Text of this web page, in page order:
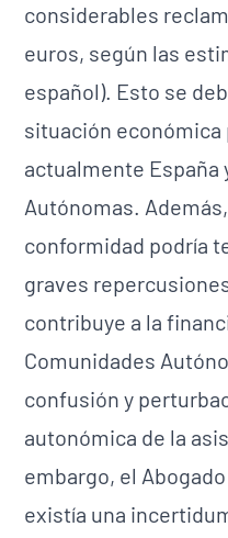
considerables
euros, según las
español). Esto se
situación económica
actualmente España
Autónomas.
conformidad podría
graves
contribuye a la
Comunidades
confusión y
autonómica de la
embargo, el
existía una